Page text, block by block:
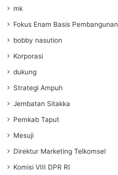
mk
Fokus Enam Basis Pembangunan
bobby nasution
Korporasi
dukung
Strategi Ampuh
Jembatan Sitakka
Pemkab Taput
Mesuji
Direktur Marketing Telkomsel
Komisi VIII DPR RI